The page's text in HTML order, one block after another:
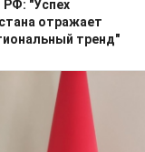
РФ: "Успех
отражает
тренд"